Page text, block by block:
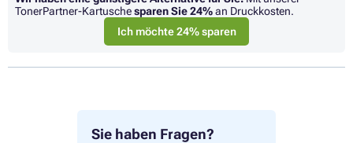
Sie haben Fragen?
TonerPartner-Kartuschesparen Sie24%an Druckkosten.
Ich möchte 24% sparen